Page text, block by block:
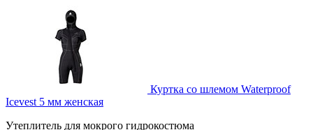
Куртка со шлемом Waterproof
Icevest 5 мм женская
Утеплитель для мокрого гидрокостюма